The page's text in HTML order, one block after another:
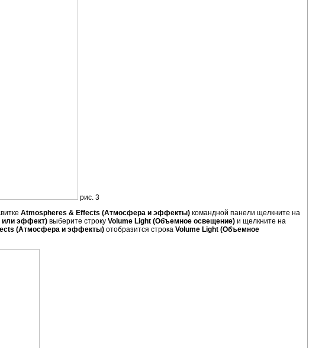
рис. 3
Atmospheres & Effects (Атмосфера и эффекты) командной панели щелкните на
или эффект) выберите строку Volume Light (Объемное освещение) и щелкните на
(Атмосфера и эффекты) отобразится строка Volume Light (Объемное